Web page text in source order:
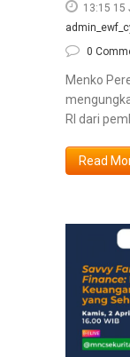
13:15 15
0
Menko
RI dari
Read